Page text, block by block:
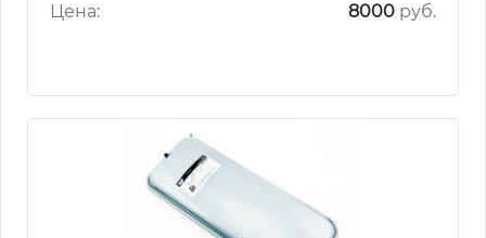
Цена: 8000руб.